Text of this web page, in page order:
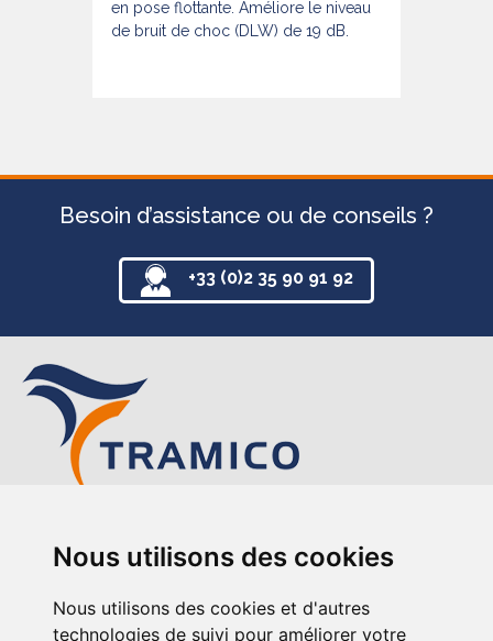
Nous utilisons des cookies
Nous utilisons des cookies et d'autres
technologies de suivi pour améliorer votre
en pose flottante. Améliore le niveau
de bruit de choc (DLW) de 19 dB.
Besoin d’assistance ou de conseils ?
+33 (0)2 35 90 91 92
12-14 avenue de l’Europe
+33 (0)2 35 90 91 92